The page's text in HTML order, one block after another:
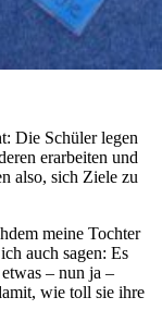
Die Schüler legen
erarbeiten und
also, sich Ziele zu
meine Tochter
auch sagen: Es
– nun ja –
wie toll sie ihre